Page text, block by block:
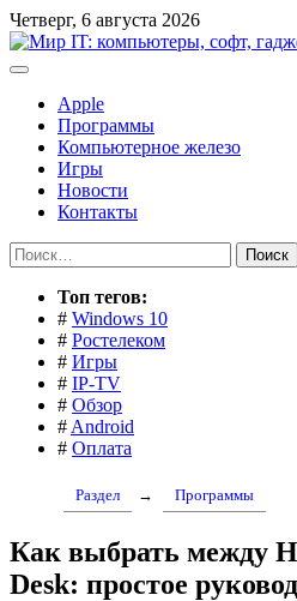
Перейти
к
содержимому
Четверг, 6 августа 2026
Apple
Программы
Компьютерное железо
Игры
Новости
Контакты
Найти:
Toп тегов:
# Windows 10
# Ростелеком
# Игры
# IP-TV
# Обзор
# Android
# Оплата
Раздел → Программы
Как выбрать между
Desk: простое